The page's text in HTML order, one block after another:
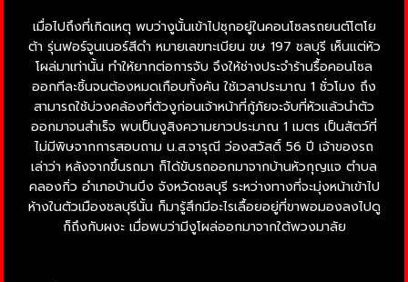
เมื่อไปถึงที่เกิดเหตุ พบว่างูนั้นเข้าไปซุกอยู่ในคอนโซลรถยนต์โตโย
ต้า รุ่นฟอร์จูนเนอร์สีดำ หมายเลขทะเบียน ขษ 197 ชลบุรี เห็นแต่หัว
โผล่มาเท่านั้น ทำให้ยากต่อการจับ จึงให้ช่างประจำร้านรื้อคอนโซล
ออกทีละชิ้นจนต้องหมดเกือบทั้งคัน ใช้เวลาประมาณ 1 ชั่วโมง ถึง
สามารถใช้บ่วงคล้องที่ตัวงูก่อนเจ้าหน้าที่กู้ภัยจะจับที่หัวแล้วนำตัว
ออกมาจนสำเร็จ พบเป็นงูสิงความยาวประมาณ 1 เมตร เป็นสัตว์ที่
ไม่มีพิษจากการสอบถาม น.ส.จารุณี ว่องสวัสดิ์ 56 ปี เจ้าของรถ
เล่าว่า หลังจากขึ้นรถมา ก็ได้ขับรถออกมาจากบ้านหัวกุญแจ ตำบล
คลองกิ่ว อำเภอบ้านบึง จังหวัดชลบุรี ระหว่างทางที่จะมุ่งหน้าเข้าไป
ห้างในตัวเมืองชลบุรีนั้น ก็มารู้สึกมีอะไรเลื้อยอยู่ที่ขาพอมองลงไปดู
ก็ถึงกับผงะ เมื่อพบว่ามีงูโผล่ออกมาจากใต้พวงมาลัย